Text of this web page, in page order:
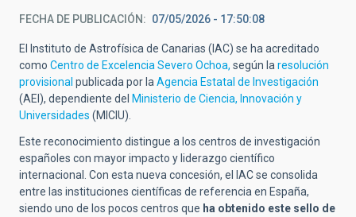
FECHA DE PUBLICACIÓN 07/05/2026 - 17:50:08
El Instituto de Astrofísica de Canarias (IAC) se ha acreditado
como Centro de Excelencia Severo Ochoa, según la resolución
provisional publicada por la Agencia Estatal de Investigación
(AEI), dependiente del Ministerio de Ciencia, Innovación y
Universidades (MICIU).
Este reconocimiento distingue a los centros de investigación
españoles con mayor impacto y liderazgo científico
internacional. Con esta nueva concesión, el IAC se consolida
entre las instituciones científicas de referencia en España,
siendo uno de los pocos centros que ha obtenido este sello de